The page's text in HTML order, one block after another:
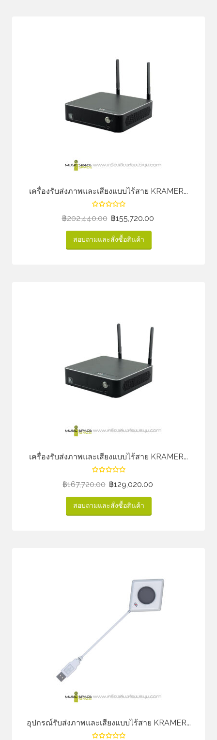
เครื่องรับส่งภาพและเสียงแบบไร้สาย KRAMER...
฿202,440.00 ฿155,720.00
สอบถามและสั่งซื้อสินค้า
เครื่องรับส่งภาพและเสียงแบบไร้สาย KRAMER...
฿167,720.00 ฿129,020.00
สอบถามและสั่งซื้อสินค้า
อุปกรณ์รับส่งภาพและเสียงแบบไร้สาย KRAMER...